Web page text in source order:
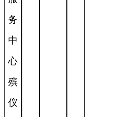
务
中
心
殡
仪